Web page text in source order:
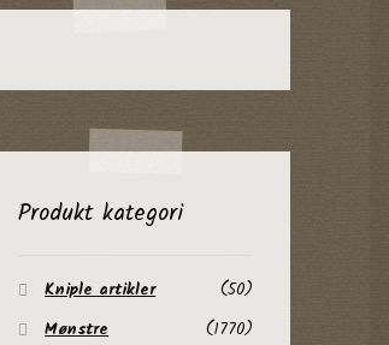
Produkt kategori
Kniple artikler
(50)
Mønstre
(1770)